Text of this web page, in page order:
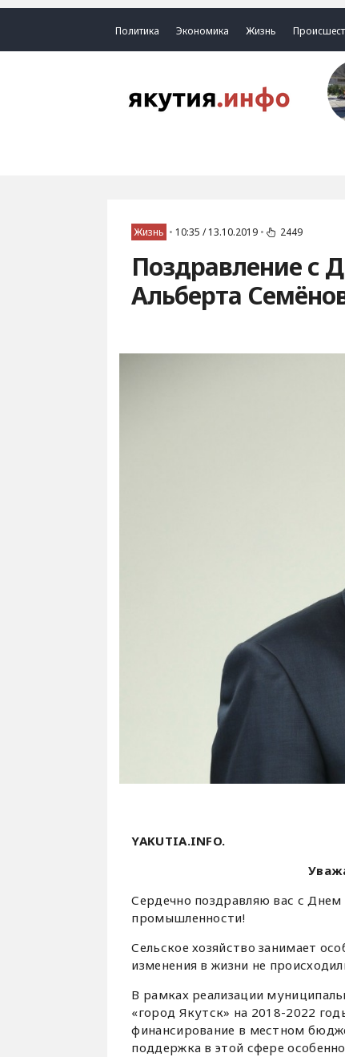
Политика Экономика Жизнь
Жизнь • 10:35 / 13.10.2019 • 2449
Поздравление с
Альберта
YAKUTIA.INFO.
Сердечно поздравляю вас с
промышленности!
Сельское хозяйство занимает
изменения в жизни не
В рамках реализации
«город Якутск» на 2018-2022
финансирование в местном
поддержка в этой сфере